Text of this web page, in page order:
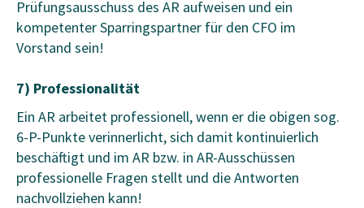
Prüfungsausschuss des AR aufweisen und ein
kompetenter Sparringspartner für den CFO im
Vorstand sein!
7) Professionalität
Ein AR arbeitet professionell, wenn er die obigen sog.
6-P-Punkte verinnerlicht, sich damit kontinuierlich
beschäftigt und im AR bzw. in AR-Ausschüssen
professionelle Fragen stellt und die Antworten
nachvollziehen kann!